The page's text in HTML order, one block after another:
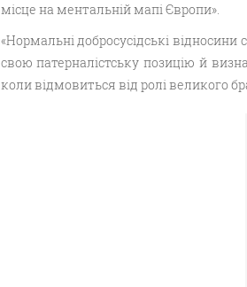
місце на ментальній мапі Європи».
«Нормальні добросусідські
свою патерналістську позицію й
коли відмовиться від ролі великого